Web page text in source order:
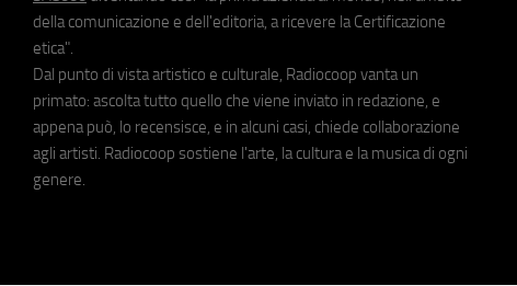
della comunicazione e dell'editoria, a ricevere la Certificazione
etica".
Dal punto di vista artistico e culturale, Radiocoop vanta un
primato: ascolta tutto quello che viene inviato in redazione, e
appena può, lo recensisce, e in alcuni casi, chiede collaborazione
agli artisti. Radiocoop sostiene l'arte, la cultura e la musica di ogni
genere.